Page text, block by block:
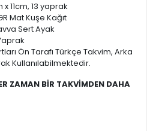
11cm, 13 yaprak
Mat Kuşe Kağıt
Sert Ayak
Ön Tarafı Türkçe Takvim, Arka
Kullanılabilmektedir.
ZAMAN BİR TAKVİMDEN DAHA